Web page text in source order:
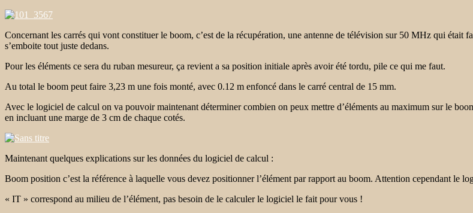
Concernant les carrés qui vont constituer le boom, c’est de la récupération, une antenne de télévision sur 50 MHz qui était
s’emboite tout juste dedans.
Pour les éléments ce sera du ruban mesureur, ça revient a sa position initiale après avoir été tordu, pile ce qui me faut.
Au total le boom peut faire 3,23 m une fois monté, avec 0.12 m enfoncé dans le carré central de 15 mm.
Avec le logiciel de calcul on va pouvoir maintenant déterminer combien on peux mettre d’éléments au maximum sur le
en incluant une marge de 3 cm de chaque cotés.
Maintenant quelques explications sur les données du logiciel de calcul :
Boom position c’est la référence à laquelle vous devez positionner l’élément par rapport au boom. Attention cependant le
« IT » correspond au milieu de l’élément, pas besoin de le calculer le logiciel le fait pour vous !